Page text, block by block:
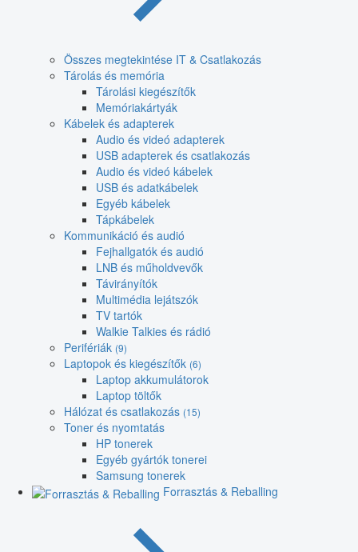
Összes megtekintése IT & Csatlakozás
Tárolás és memória
Tárolási kiegészítők
Memóriakártyák
Kábelek és adapterek
Audio és videó adapterek
USB adapterek és csatlakozás
Audio és videó kábelek
USB és adatkábelek
Egyéb kábelek
Tápkábelek
Kommunikáció és audió
Fejhallgatók és audió
LNB és műholdvevők
Távirányítók
Multimédia lejátszók
TV tartók
Walkie Talkies és rádió
Perifériák (9)
Laptopok és kiegészítők (6)
Laptop akkumulátorok
Laptop töltők
Hálózat és csatlakozás (15)
Toner és nyomtatás
HP tonerek
Egyéb gyártók tonerei
Samsung tonerek
Forrasztás & Reballing